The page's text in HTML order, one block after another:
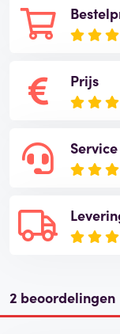
Prijs
Service
2 beoordelingen